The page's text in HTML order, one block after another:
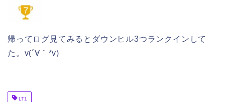
帰ってログ見てみるとダウンヒル3つランクインして
た。v(´∀｀*v)
LT1